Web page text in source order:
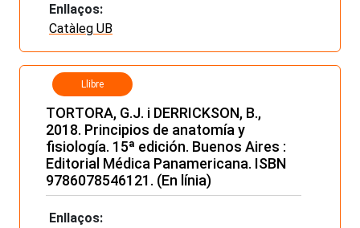
Enllaços:
Catàleg UB
Llibre
TORTORA, G.J. i DERRICKSON, B.,
2018. Principios de anatomía y
fisiología. 15ª edición. Buenos Aires :
Editorial Médica Panamericana. ISBN
9786078546121. (En línia)
Enllaços: